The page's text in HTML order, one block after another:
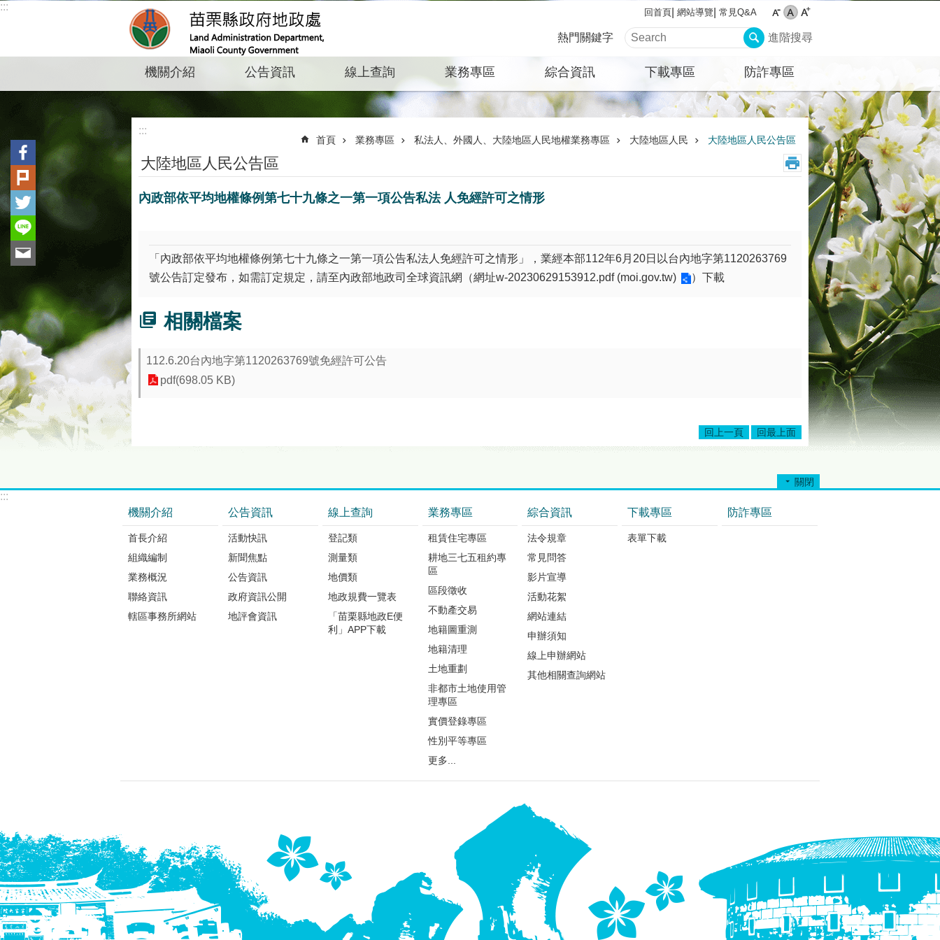
跳到主要內容區塊
::: 回首頁 網站導覽 常見Q&A
熱門關鍵字 進階搜尋
機關介紹 公告資訊 線上查詢 業務專區 綜合資訊 下載專區 防詐專區
:::
首頁 業務專區 私法人、外國人、大陸地區人民地權業務專區 大陸地區人民 大陸地區人民公告區
大陸地區人民公告區
內政部依平均地權條例第七十九條之一第一項公告私法 人免經許可之情形
「內政部依平均地權條例第七十九條之一第一項公告私法人免經許可之情形」，業經本部112年6月20日以台內地字第1120263769
號公告訂定發布，如需訂定規定，請至內政部地政司全球資訊網（網址w-20230629153912.pdf (moi.gov.tw) ）下載
相關檔案
112.6.20台內地字第1120263769號免經許可公告
pdf(698.05 KB)
回上一頁 回最上面
關閉
:::
機關介紹
首長介紹
組織編制
業務概況
聯絡資訊
轄區事務所網站
公告資訊
活動快訊
新聞焦點
公告資訊
政府資訊公開
地評會資訊
線上查詢
登記類
測量類
地價類
地政規費一覽表
「苗栗縣地政E便
利」APP下載
業務專區
租賃住宅專區
耕地三七五租約專
區
區段徵收
不動產交易
地籍圖重測
地籍清理
土地重劃
非都市土地使用管
理專區
實價登錄專區
性別平等專區
更多...
綜合資訊
法令規章
常見問答
影片宣導
活動花絮
網站連結
申辦須知
線上申辦網站
其他相關查詢網站
下載專區
表單下載
防詐專區